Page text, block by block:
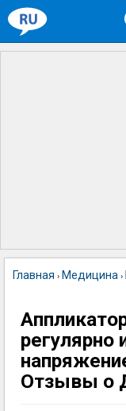
Главная › Медицина ›
регулярно
Отзывы о